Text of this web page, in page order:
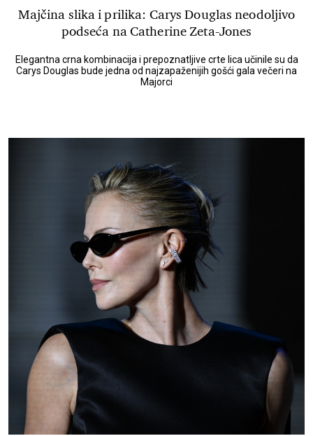
Majčina slika i prilika: Carys Douglas neodoljivo
podseća na Catherine Zeta-Jones
Elegantna crna kombinacija i prepoznatljive crte lica učinile su da
Carys Douglas bude jedna od najzapaženijih gošći gala večeri na
Majorci